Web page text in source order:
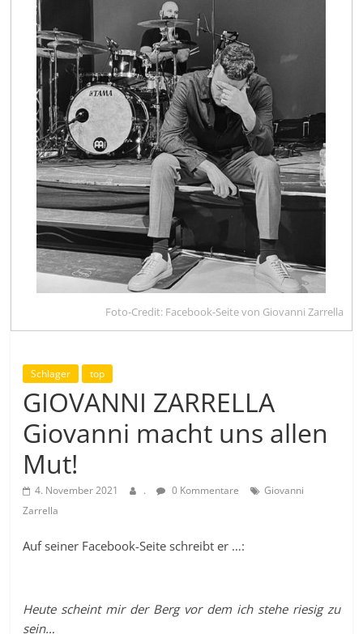
Foto-Credit: Facebook-Seite von Giovanni Zarrella
Schlager top
GIOVANNI ZARRELLA
Giovanni macht uns allen
Mut!
4. November 2021 . 0 Kommentare
Giovanni
Zarrella
Auf seiner Facebook-Seite schreibt er …:
Heute scheint mir der Berg vor dem ich stehe riesig zu
sein…